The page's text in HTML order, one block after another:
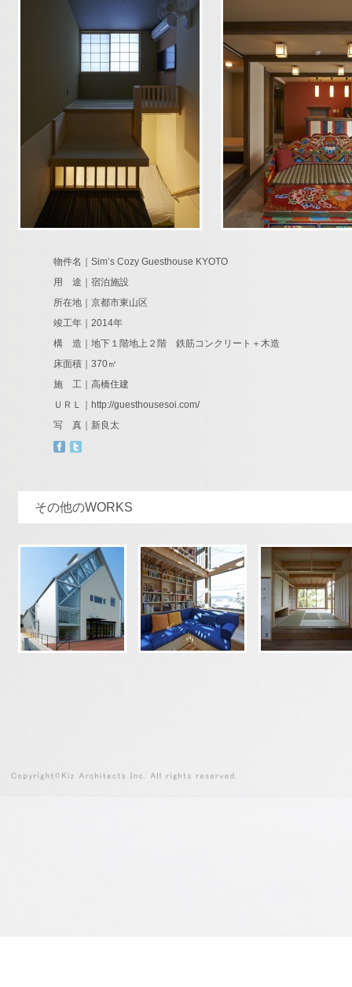
物件名｜Sim’s Cozy Guesthouse KYOTO
用 途｜宿泊施設
所在地｜京都市東山区
竣工年｜2014年
構 造｜地下１階地上２階 鉄筋コンクリート＋木造
床面積｜370㎡
施 工｜高橋住建
ＵＲＬ｜
http://guesthousesoi.com/
写 真｜新良太
その他のWORKS